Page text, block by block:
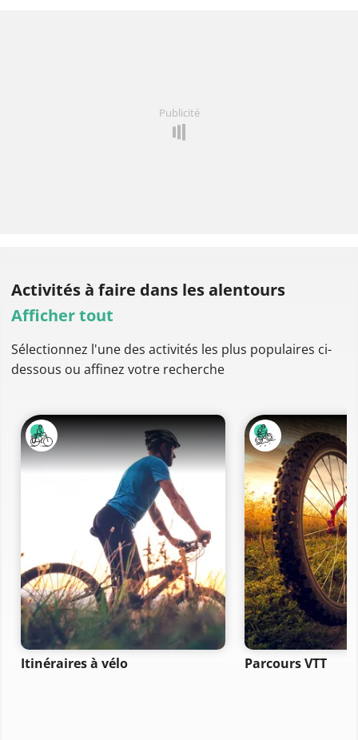
Publicité
Activités à faire dans les alentours
Afficher tout
Sélectionnez l'une des activités les plus populaires ci-
dessous ou affinez votre recherche
Itinéraires à vélo Parcours VTT